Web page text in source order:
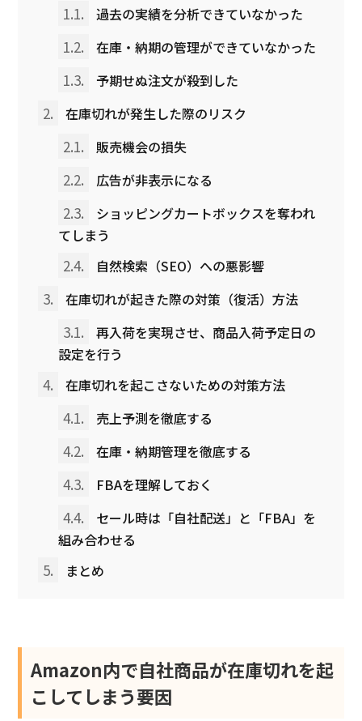
1.1. 過去の実績を分析できていなかった
1.2. 在庫・納期の管理ができていなかった
1.3. 予期せぬ注文が殺到した
2. 在庫切れが発生した際のリスク
2.1. 販売機会の損失
2.2. 広告が非表示になる
2.3.
ショッピングカートボックスを奪われ
てしまう
2.4. 自然検索（SEO）への悪影響
3. 在庫切れが起きた際の対策（復活）方法
3.1.
再入荷を実現させ、商品入荷予定日の
設定を行う
4. 在庫切れを起こさないための対策方法
4.1. 売上予測を徹底する
4.2. 在庫・納期管理を徹底する
4.3. FBAを理解しておく
4.4.
セール時は「自社配送」と「FBA」を
組み合わせる
5. まとめ
Amazon内で自社商品が在庫切れを起
こしてしまう要因